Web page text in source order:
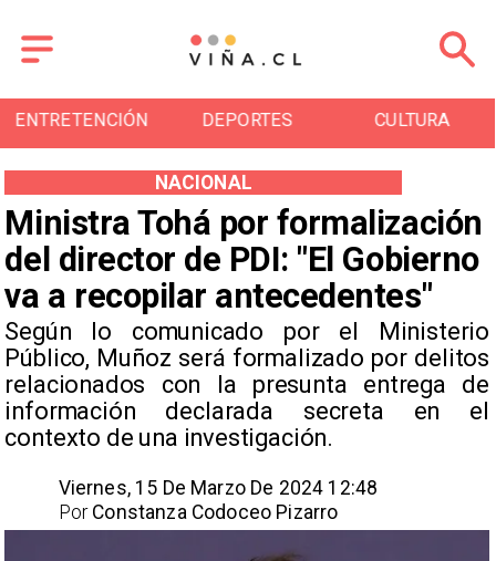
DEPORTES CULTURA TURISMO
Ministra Tohá por formalización
del director de PDI: ​"El Gobierno
va a recopilar antecedentes"
Según lo comunicado por el Ministerio
Público, Muñoz será formalizado por delitos
relacionados con la presunta entrega de
información declarada secreta en el
contexto de una investigación.
NACIONAL
Viernes, 15 De Marzo De 2024 12:48
Constanza Codoceo Pizarro
Por